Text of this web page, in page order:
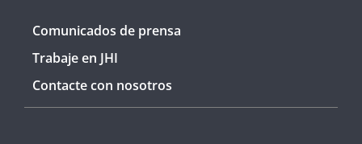
Comunicados de prensa
Trabaje en JHI
Contacte con nosotros